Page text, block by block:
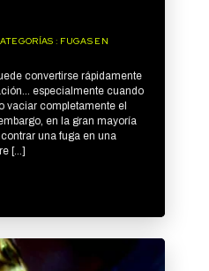
: FUGAS EN
convertirse rápidamente
especialmente cuando
vaciar completamente el
en la gran mayoría
una fuga en una
[...]